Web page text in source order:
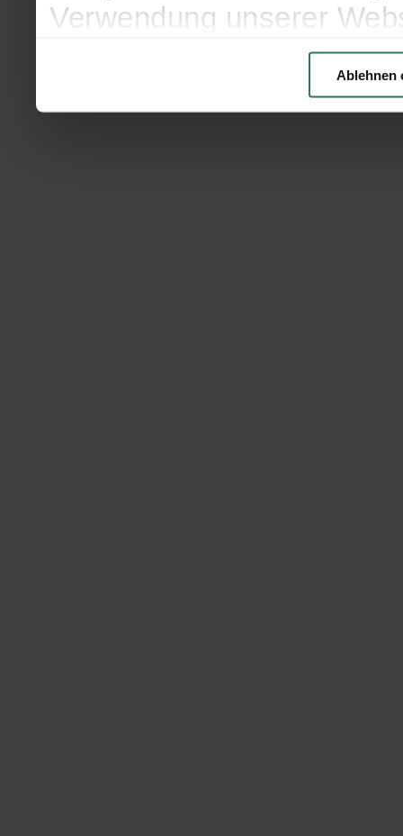
Verwendung unserer
soziale Medien,
Partner führen diese
weiteren Daten
Ablehnen